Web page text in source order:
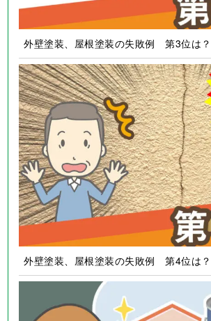
外壁塗装、屋根塗装の失敗例 第3位は？
外壁塗装、屋根塗装の失敗例 第4位は？